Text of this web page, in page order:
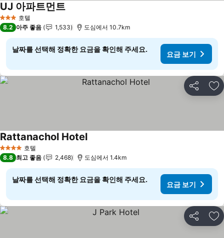
3 성급 호텔
UJ 아파트먼트요금 보기
8.2 아주 좋음 1,533 도심에서 10.7km
날짜를 선택해 정확한 요금을 확인해 주세요.
요금 보기
공유 즐
4 성급 호텔
Rattanachol Hotel요금 보기
8.8 최고 좋음 2,468 도심에서 1.4km
날짜를 선택해 정확한 요금을 확인해 주세요.
요금 보기
공유 즐